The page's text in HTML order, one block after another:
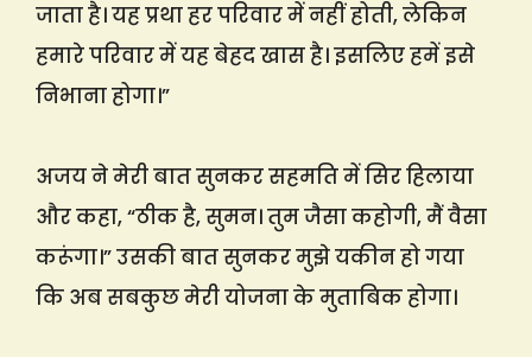
जाता है। यह प्रथा हर परिवार में नहीं होती, लेकिन
हमारे परिवार में यह बेहद खास है। इसलिए हमें इसे
निभाना होगा।”
अजय ने मेरी बात सुनकर सहमति में सिर हिलाया
और कहा, “ठीक है, सुमन। तुम जैसा कहोगी, मैं वैसा
करूंगा।” उसकी बात सुनकर मुझे यकीन हो गया
कि अब सबकुछ मेरी योजना के मुताबिक होगा।